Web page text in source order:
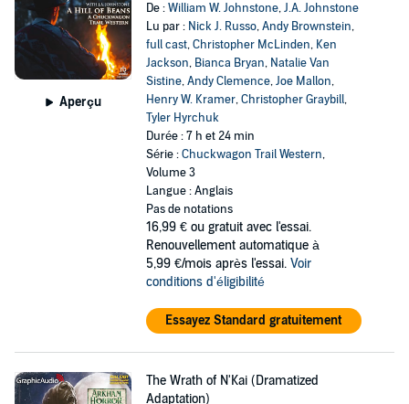
Aperçu
De :William W. Johnstone,J.A. Johnstone
Lu par : Nick J. Russo,Andy Brownstein,
full cast,Christopher McLinden, Ken
Jackson, Bianca Bryan, Natalie Van
Sistine,Andy Clemence,Joe Mallon,
Henry W. Kramer,Christopher Graybill,
Tyler Hyrchuk
Durée : 7 h et 24 min
Série :Chuckwagon Trail Western,
Volume 3
Langue : Anglais
Pas de notations
16,99 € ou gratuit avec l'essai.
Renouvellement automatique à
5,99 €/mois après l'essai. Voir
conditions d'éligibilité
Essayez Standard gratuitement
The Wrath of N'Kai (Dramatized
Adaptation)